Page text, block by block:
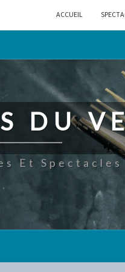
ACCUEIL
DU
Et Spectacles